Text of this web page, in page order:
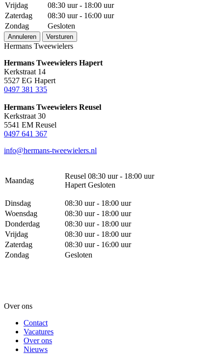
Vrijdag
08:30 uur - 18:00 uur
Zaterdag
08:30 uur - 16:00 uur
Zondag
Gesloten
Annuleren Versturen
Hermans Tweewielers
Hermans Tweewielers Hapert
Kerkstraat 14
5527 EG Hapert
0497 381 335
Hermans Tweewielers Reusel
Kerkstraat 30
5541 EM Reusel
0497 641 367
info@hermans-tweewielers.nl
Maandag
Reusel 08:30 uur - 18:00 uur
Hapert Gesloten
Dinsdag
08:30 uur - 18:00 uur
Woensdag
08:30 uur - 18:00 uur
Donderdag
08:30 uur - 18:00 uur
Vrijdag
08:30 uur - 18:00 uur
Zaterdag
08:30 uur - 16:00 uur
Zondag
Gesloten
Over ons
Contact
Vacatures
Over ons
Nieuws